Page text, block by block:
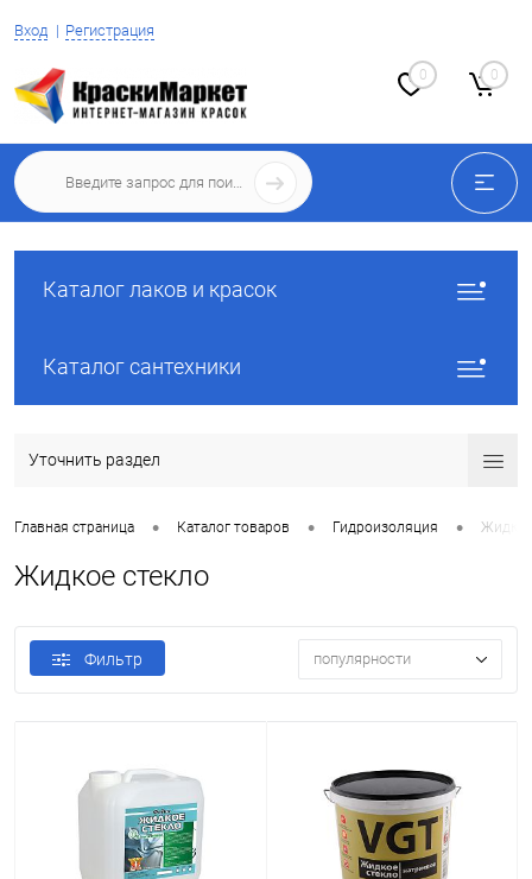
Вход Регистрация
0 0
Каталог лаков и красок
Каталог сантехники
Уточнить раздел
Главная страница • Каталог товаров • Гидроизоляция •
Жидкое стекло
Фильтр популярности